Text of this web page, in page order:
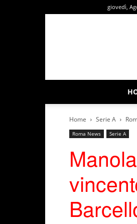
giovedì,
Home Serie A
Roma News Serie A